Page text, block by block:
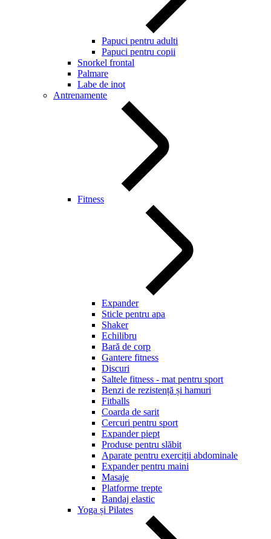
Papuci pentru adulti
Papuci pentru copii
Snorkel frontal
Palmare
Labe de inot
Antrenamente
Fitness
Expander
Sticle pentru apa
Shaker
Echilibru
Bară de corp
Gantere fitness
Discuri
Saltele fitness - mat pentru sport
Benzi de rezistență și hamuri
Fitballs
Coarda de sarit
Cercuri pentru sport
Expander piept
Produse pentru slăbit
Aparate pentru exerciții abdominale
Expander pentru maini
Masaje
Platforme trepte
Bandaj elastic
Yoga și Pilates